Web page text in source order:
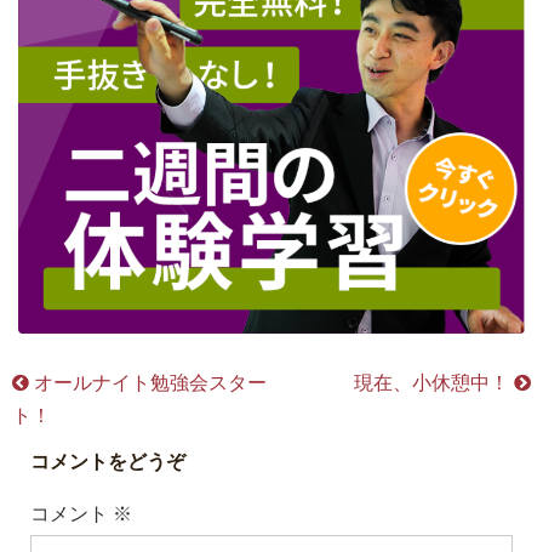
オールナイト勉強会スター
ト！
現在、小休憩中！
コメントをどうぞ
コメント ※